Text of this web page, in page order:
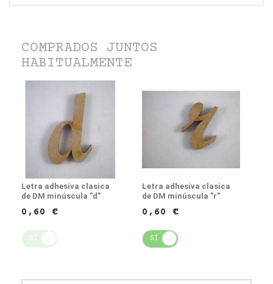
COMPRADOS JUNTOS
HABITUALMENTE
Letra adhesiva clasica
de DM minúscula "d"
0,60 €
SÍ
Letra adhesiva clasica
de DM minúscula "r"
0,60 €
SÍ